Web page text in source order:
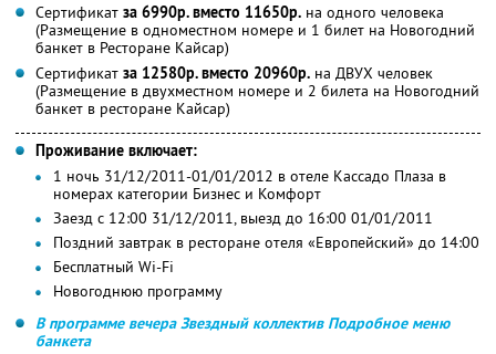
Сертификат за 6990р. вместо 11650р. на одного человека
(Размещение в одноместном номере и 1 билет на Новогодний
банкет в Ресторане Кайсар)
Сертификат за 12580р. вместо 20960р. на ДВУХ человек
(Размещение в двухместном номере и 2 билета на Новогодний
банкет в ресторане Кайсар)
Проживание включает:
1 ночь 31/12/2011-01/01/2012 в отеле Кассадо Плаза в
номерах категории Бизнес и Комфорт
Заезд с 12:00 31/12/2011, выезд до 16:00 01/01/2011
Поздний завтрак в ресторане отеля «Европейский» до 14:00
Бесплатный Wi-Fi
Новогоднюю программу
В программе вечера Звездный коллектив Подробное меню
банкета